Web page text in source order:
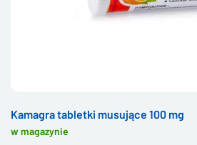
Kamagra tabletki musujące 100 mg
w magazynie